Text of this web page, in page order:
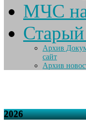
МЧС
Старый
Архив
сайт
Архив
2026